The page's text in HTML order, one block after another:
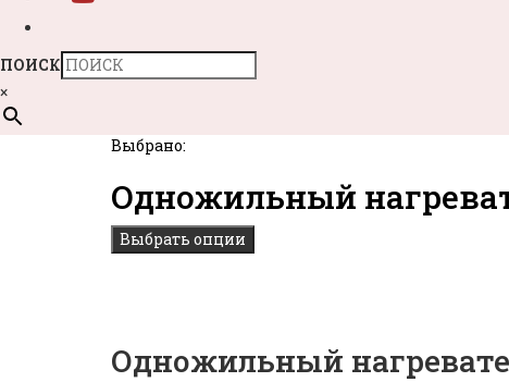
ПОИСК
×
Выбрано:
Одножильный
Выбрать опции
Одножильный